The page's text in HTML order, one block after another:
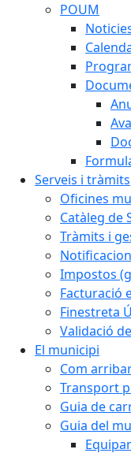
POUM
Serveis i tràmits
Oficines
Catàleg de
Tràmits i
Impostos
Facturació
Finestreta
Validació
El municipi
Com
Transport
Guia de
Guia del